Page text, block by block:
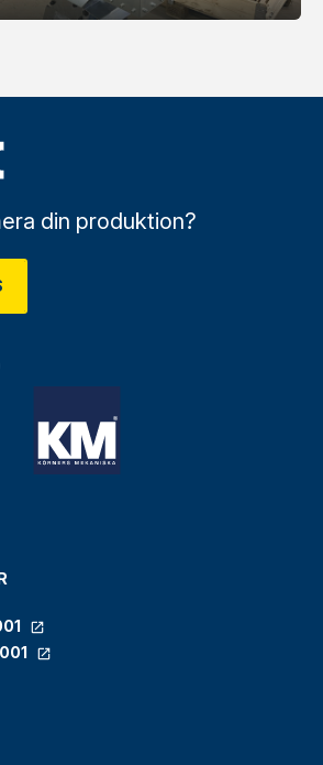
din produktion?